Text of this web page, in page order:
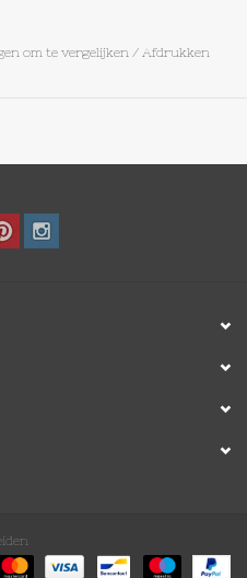
om te vergelijken / Afdrukken